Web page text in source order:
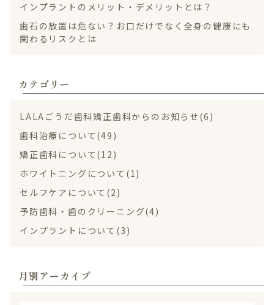
インプラントのメリット・デメリットとは？
歯石の放置は危ない？お口だけでなく全身の健康にも
関わるリスクとは
カテゴリー
LALAごうだ歯科矯正歯科からのお知らせ(6)
歯科治療について(49)
矯正歯科について(12)
ホワイトニングについて(1)
セルフケアについて(2)
予防歯科・歯のクリーニング(4)
インプラントについて(3)
月別アーカイブ